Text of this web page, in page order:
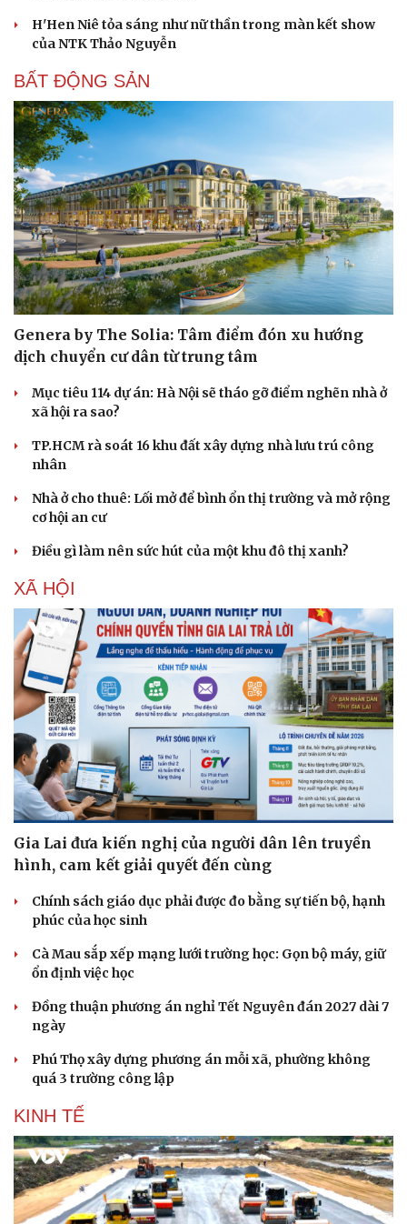
Văn hóa
Sân khấu - Điện ảnh
Văn học
Âm nhạc
Di sản
Giải trí
Nghệ sĩ
Thời trang
Sao Việt
H'Hen Niê tỏa sáng như nữ thần trong màn kết show
của NTK Thảo Nguyễn
BẤT ĐỘNG SẢN
Genera by The Solia: Tâm điểm đón xu hướng
dịch chuyển cư dân từ trung tâm
Mục tiêu 114 dự án: Hà Nội sẽ tháo gỡ điểm nghẽn nhà ở
xã hội ra sao?
TP.HCM rà soát 16 khu đất xây dựng nhà lưu trú công
nhân
Nhà ở cho thuê: Lối mở để bình ổn thị trường và mở rộng
cơ hội an cư
Điều gì làm nên sức hút của một khu đô thị xanh?
XÃ HỘI
Gia Lai đưa kiến nghị của người dân lên truyền
hình, cam kết giải quyết đến cùng
Chính sách giáo dục phải được đo bằng sự tiến bộ, hạnh
phúc của học sinh
Cà Mau sắp xếp mạng lưới trường học: Gọn bộ máy, giữ
ổn định việc học
Đồng thuận phương án nghỉ Tết Nguyên đán 2027 dài 7
ngày
Phú Thọ xây dựng phương án mỗi xã, phường không
quá 3 trường công lập
KINH TẾ